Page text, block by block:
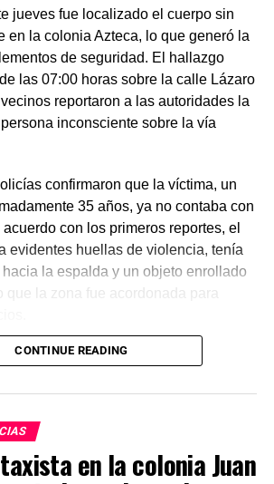
jueves fue localizado el cuerpo sin
en la colonia Azteca, lo que generó la
de seguridad. El hallazgo
las 07:00 horas sobre la calle Lázaro
reportaron a las autoridades la
inconsciente sobre la vía
confirmaron que la víctima, un
35 años, ya no contaba con
con los primeros reportes, el
evidentes huellas de violencia, tenía
la espalda y un objeto enrollado
que la zona fue acordonada para
apuntan a que el hombre
de la Fiscalía y del Servicio Médico
del cuerpo e inició la
correspondiente para esclarecer
CONTINUE READING
en la colonia Juan